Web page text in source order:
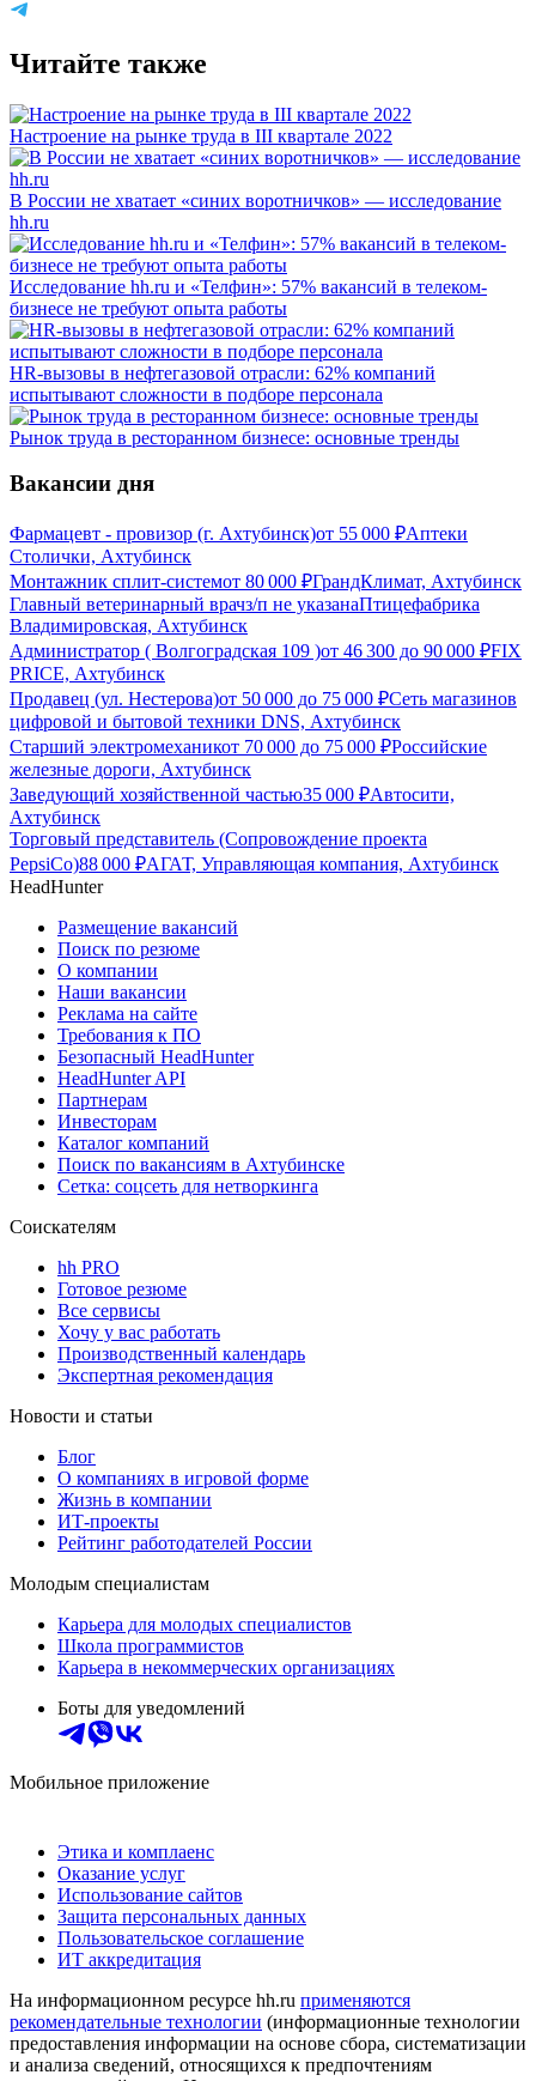
Читайте также
Настроение на рынке труда в III квартале 2022
В России не хватает «синих воротничков» — исследование
hh.ru
Исследование hh.ru и «Телфин»: 57% вакансий в телеком-
бизнесе не требуют опыта работы
HR-вызовы в нефтегазовой отрасли: 62% компаний
испытывают сложности в подборе персонала
Рынок труда в ресторанном бизнесе: основные тренды
Вакансии дня
Фармацевт - провизор (г. Ахтубинск)от 55 000 ₽Аптеки
Столички, Ахтубинск
Монтажник сплит-системот 80 000 ₽ГрандКлимат, Ахтубинск
Главный ветеринарный врачз/п не указанаПтицефабрика
Владимировская, Ахтубинск
Администратор ( Волгоградская 109 )от 46 300 до 90 000 ₽FIX
PRICE, Ахтубинск
Продавец (ул. Нестерова)от 50 000 до 75 000 ₽Сеть магазинов
цифровой и бытовой техники DNS, Ахтубинск
Старший электромеханикот 70 000 до 75 000 ₽Российские
железные дороги, Ахтубинск
Заведующий хозяйственной частью35 000 ₽Автосити,
Ахтубинск
Торговый представитель (Сопровождение проекта
PepsiCo)88 000 ₽АГАТ, Управляющая компания, Ахтубинск
HeadHunter
Размещение вакансий
Поиск по резюме
О компании
Наши вакансии
Реклама на сайте
Требования к ПО
Безопасный HeadHunter
HeadHunter API
Партнерам
Инвесторам
Каталог компаний
Поиск по вакансиям в Ахтубинске
Сетка: соцсеть для нетворкинга
Соискателям
hh PRO
Готовое резюме
Все сервисы
Хочу у вас работать
Производственный календарь
Экспертная рекомендация
Новости и статьи
Блог
О компаниях в игровой форме
Жизнь в компании
ИТ-проекты
Рейтинг работодателей России
Молодым специалистам
Карьера для молодых специалистов
Школа программистов
Карьера в некоммерческих организациях
Боты для уведомлений
Мобильное приложение
Этика и комплаенс
Оказание услуг
Использование сайтов
Защита персональных данных
Пользовательское соглашение
ИТ аккредитация
На информационном ресурсе hh.ru применяются
рекомендательные технологии (информационные технологии
предоставления информации на основе сбора, систематизации
и анализа сведений, относящихся к предпочтениям